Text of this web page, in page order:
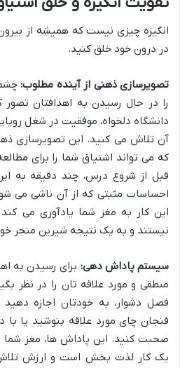
انگیزه چیزی نیست که همیشه از
در درون خود خلق کنید.
تصویرسازی ذهنی از آینده مطلوب:
را در حال رسیدن به اهدافتان
دانشگاه دلخواه، موفقیت در شغل
آن تلاش می کنید. این تصویرسازی
که می تواند اشتیاق شما را برای
قبل از شروع درس، چند دقیقه به
احساسات مثبتی که از آن ناشی می
این کار به مغز شما یادآوری می
نیستند و به یک نتیجه شیرین منجر
سیستم پاداش دهی: برای رسیدن به
منطقی و مورد علاقه تان را در نظر
فنجان چای مورد علاقه بنوشید یا با
صحبت کنید. این پاداش ها، مغز شما
یک کار لذت بخش است و ارزش